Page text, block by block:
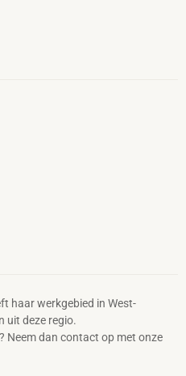
haar werkgebied in West-
uit deze regio.
Neem dan contact op met onze